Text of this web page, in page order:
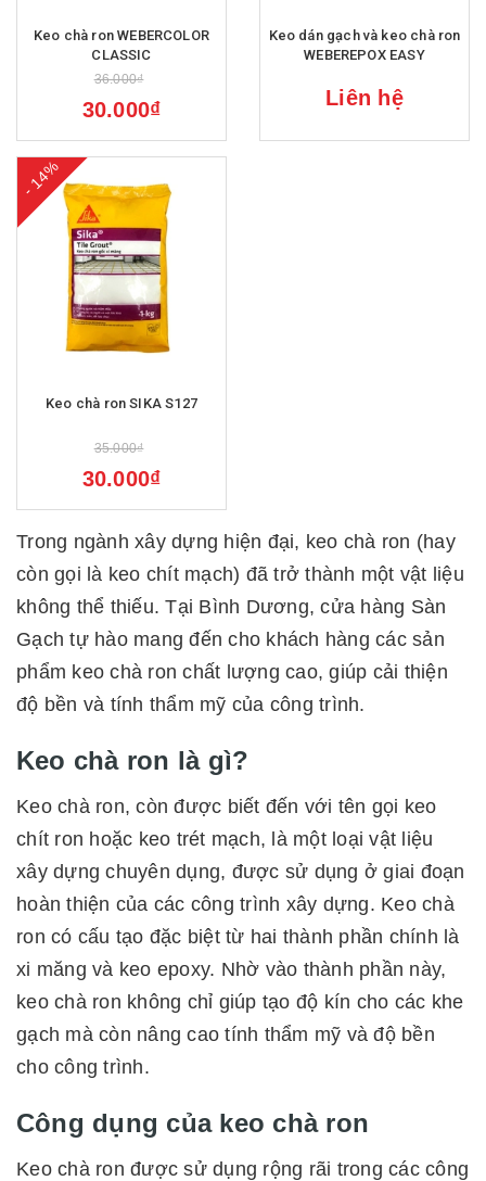
Keo chà ron WEBERCOLOR
CLASSIC
36.000₫
30.000₫
Keo dán gạch và keo chà ron
WEBEREPOX EASY
Liên hệ
- 14%
Keo chà ron SIKA S127
35.000₫
30.000₫
Trong ngành xây dựng hiện đại, keo chà ron (hay
còn gọi là keo chít mạch) đã trở thành một vật liệu
không thể thiếu. Tại Bình Dương, cửa hàng Sàn
Gạch tự hào mang đến cho khách hàng các sản
phẩm keo chà ron chất lượng cao, giúp cải thiện
độ bền và tính thẩm mỹ của công trình.
Keo chà ron là gì?
Keo chà ron, còn được biết đến với tên gọi keo
chít ron hoặc keo trét mạch, là một loại vật liệu
xây dựng chuyên dụng, được sử dụng ở giai đoạn
hoàn thiện của các công trình xây dựng. Keo chà
ron có cấu tạo đặc biệt từ hai thành phần chính là
xi măng và keo epoxy. Nhờ vào thành phần này,
keo chà ron không chỉ giúp tạo độ kín cho các khe
gạch mà còn nâng cao tính thẩm mỹ và độ bền
cho công trình.
Công dụng của keo chà ron
Keo chà ron được sử dụng rộng rãi trong các công